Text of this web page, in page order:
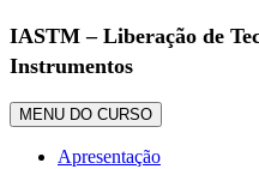
IASTM – Liberação de
Instrumentos
MENU DO CURSO
Apresentação